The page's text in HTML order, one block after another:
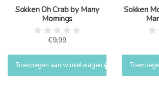
Sokken Oh Crab by Many
Mornings
€9,99
Toevoegen aan winkelwagen
Sokken